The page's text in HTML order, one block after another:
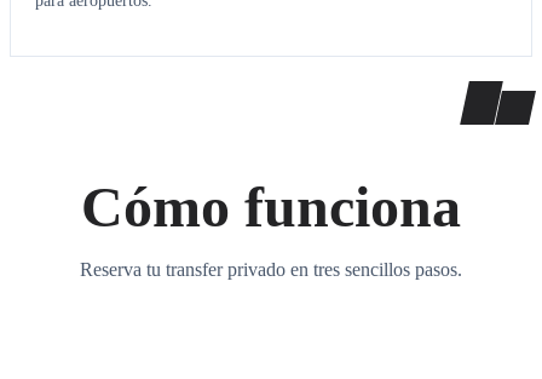
Cómo funciona
Reserva tu transfer privado en tres sencillos pasos.